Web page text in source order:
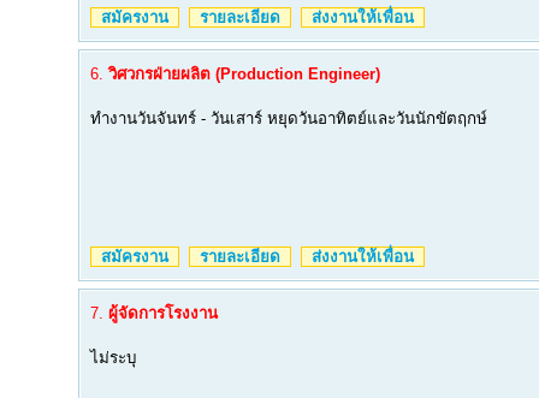
สมัครงาน รายละเอียด ส่งงานให้เพื่อน
6. วิศวกรฝ่ายผลิต (Production Engineer)
ทำงานวันจันทร์ - วันเสาร์ หยุดวันอาทิตย์และวันนักขัตฤกษ์
สมัครงาน รายละเอียด ส่งงานให้เพื่อน
7. ผู้จัดการโรงงาน
ไม่ระบุ